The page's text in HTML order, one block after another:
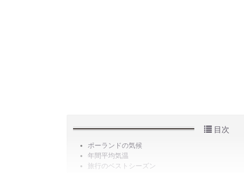
目次
ポーランドの気候
年間平均気温
旅行のベストシーズン